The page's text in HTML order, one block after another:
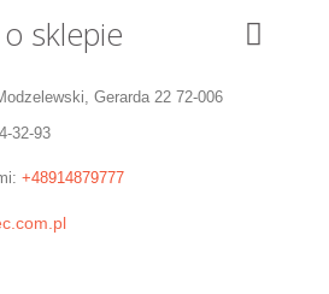
sklepie
Gerarda 22 72-006
32-93
+48914879777